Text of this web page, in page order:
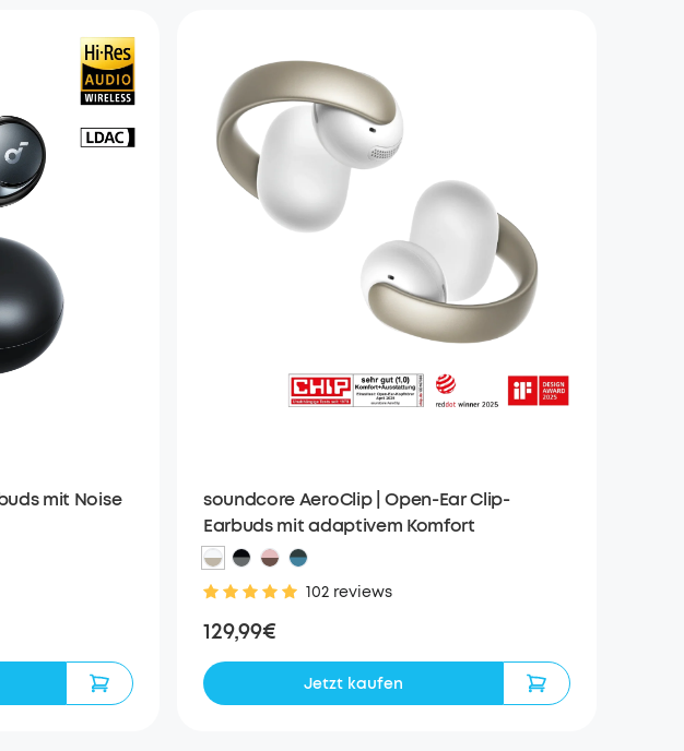
mit Noise
soundcore AeroClip | Open-Ear Clip-
Earbuds mit adaptivem Komfort
102 reviews
129,99€
Jetzt kaufen